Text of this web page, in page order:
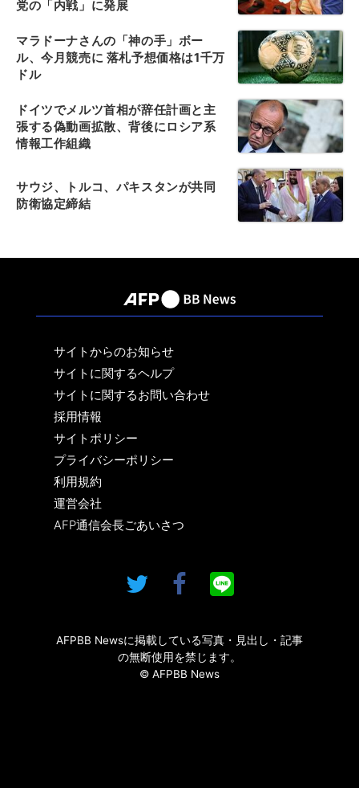
党の「内戦」に発展
マラドーナさんの「神の手」ボー
ル、今月競売に 落札予想価格は1千万
ドル
ドイツでメルツ首相が辞任計画と主
張する偽動画拡散、背後にロシア系
情報工作組織
サウジ、トルコ、パキスタンが共同
防衛協定締結
サイトからのお知らせ
サイトに関するヘルプ
サイトに関するお問い合わせ
採用情報
サイトポリシー
プライバシーポリシー
利用規約
運営会社
AFP通信会長ごあいさつ
AFPBB Newsに掲載している写真・見出し・記事
の無断使用を禁じます。
© AFPBB News